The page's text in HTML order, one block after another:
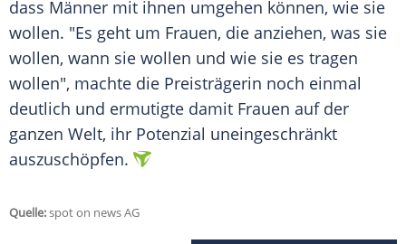
dass Männer mit ihnen umgehen können, wie sie
wollen. "Es geht um Frauen, die anziehen, was sie
wollen, wann sie wollen und wie sie es tragen
wollen", machte die Preisträgerin noch einmal
deutlich und ermutigte damit Frauen auf der
ganzen Welt, ihr Potenzial uneingeschränkt
auszuschöpfen.
Quelle:spot on news AG